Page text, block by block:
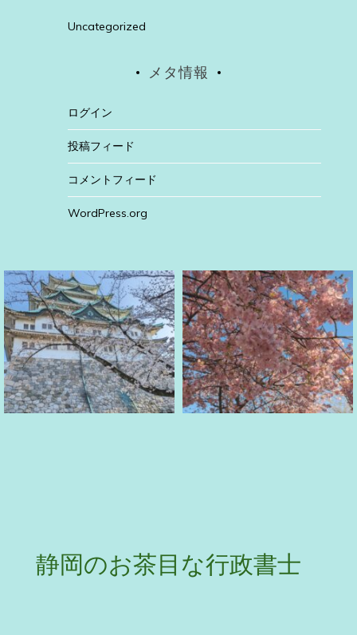
Uncategorized
メタ情報
ログイン
投稿フィード
コメントフィード
WordPress.org
静岡のお茶目な行政書士